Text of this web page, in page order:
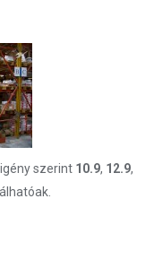
szerint 10.9, 12.9,